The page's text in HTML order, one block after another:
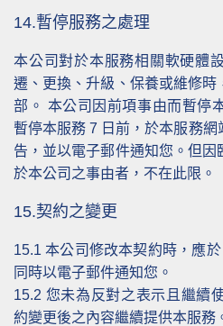
14.暫停服務之處理
本公司對於本服務相關軟硬體
遷、更換、升級、保養或維修
部。 本公司因前項事由而暫停
暫停本服務 7 日前，於本服務
告，並以電子郵件通知您。但
於本公司之事由者，不在此限。
15.契約之變更
15.1本公司修改本契約時，應
同時以電子郵件通知您。
15.2 您未為反對之表示且繼續
約變更後之內容繼續提供本服務